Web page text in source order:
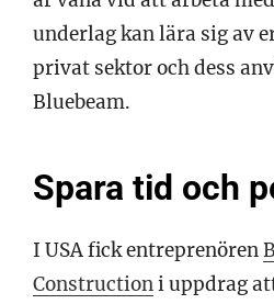
underlag kan lära sig av
privat sektor och dess
Bluebeam.
Spara tid och
I USA fick entreprenören
Constructioni uppdrag